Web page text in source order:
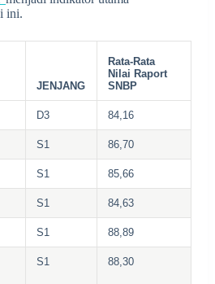
ini.
JENJANG
Rata-Rata
Nilai Raport
SNBP
D3 84,16
S1 86,70
S1 85,66
S1 84,63
S1 88,89
S1 88,30